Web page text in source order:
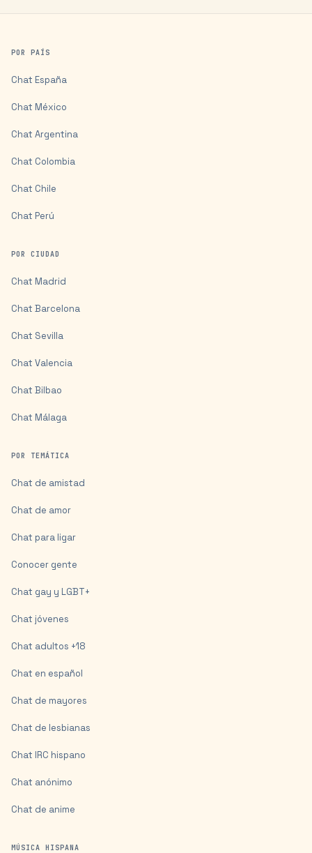
POR PAÍS
Chat España
Chat México
Chat Argentina
Chat Colombia
Chat Chile
Chat Perú
POR CIUDAD
Chat Madrid
Chat Barcelona
Chat Sevilla
Chat Valencia
Chat Bilbao
Chat Málaga
POR TEMÁTICA
Chat de amistad
Chat de amor
Chat para ligar
Conocer gente
Chat gay y LGBT+
Chat jóvenes
Chat adultos +18
Chat en español
Chat de mayores
Chat de lesbianas
Chat IRC hispano
Chat anónimo
Chat de anime
MÚSICA HISPANA